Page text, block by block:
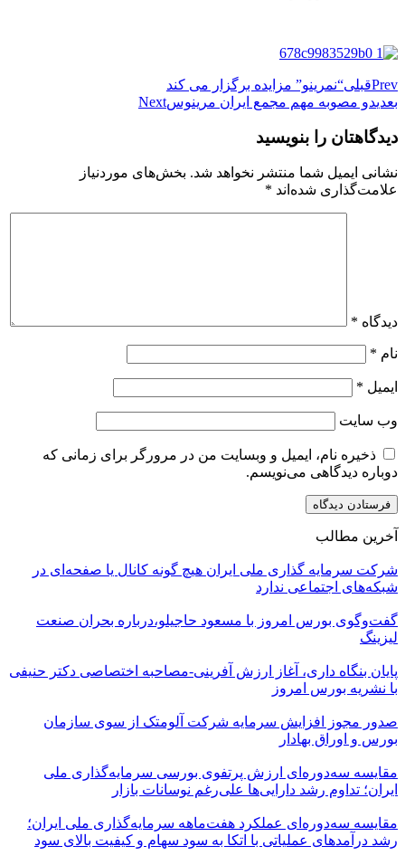
Prevقبلی“نمرینو” مزایده برگزار می کند
بعدیدو مصوبه مهم مجمع ایران مرینوسNext
دیدگاهتان را بنویسید
نشانی ایمیل شما منتشر نخواهد شد. بخش‌های موردنیاز
علامت‌گذاری شده‌اند *
دیدگاه *
نام *
ایمیل *
وب‌ سایت
ذخیره نام، ایمیل و وبسایت من در مرورگر برای زمانی که
دوباره دیدگاهی می‌نویسم.
آخرین مطالب
شرکت سرمایه گذاری ملی ایران هیچ گونه کانال یا صفحه‌ای در
شبکه‌های اجتماعی ندارد
گفت‌وگوی بورس امروز با مسعود حاجیلو،درباره بحران صنعت
لیزینگ
پایان بنگاه داری، آغاز ارزش آفرینی-مصاحبه اختصاصی دکتر حنیفی
با نشریه بورس امروز
صدور مجوز افزایش سرمایه شرکت آلومتک از سوی سازمان
بورس و اوراق بهادار
مقایسه سه‌دوره‌ای ارزش پرتفوی بورسی سرمایه‌گذاری ملی
ایران؛ تداوم رشد دارایی‌ها علی‌رغم نوسانات بازار
مقایسه سه‌دوره‌ای عملکرد هفت‌ماهه سرمایه‌گذاری ملی ایران؛
رشد درآمدهای عملیاتی با اتکا به سود سهام و کیفیت بالای سود